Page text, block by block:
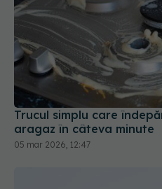
Trucul simplu care
aragaz în câteva minute
05 mar 2026, 12:47